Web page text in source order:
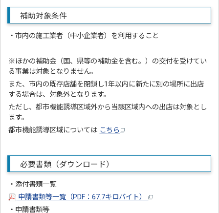
補助対象条件
・市内の施工業者（中小企業者）を利用すること
※ほかの補助金（国、県等の補助金を含む。）の交付を受けてい
る事業は対象となりません。
また、市内の既存店舗を閉鎖し1年以内に新たに別の場所に出店
する場合は、対象外となります。
ただし、都市機能誘導区域外から当該区域内への出店は対象とし
ます。
都市機能誘導区域については こちら
必要書類（ダウンロード）
・添付書類一覧
申請書類等一覧（PDF：67.7キロバイト）
・申請書類等